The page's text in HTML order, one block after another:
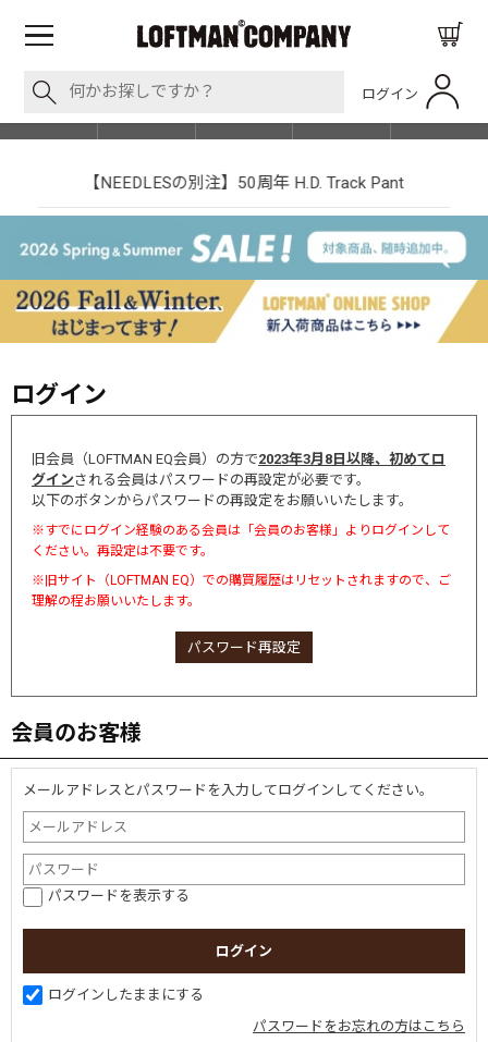
ログイン
SHOP LIST
【NEEDLESの別注】50周年 H.D. Track Pant
ログイン
旧会員（LOFTMAN EQ会員）の方で2023年3月8日以降、初めてロ
グインされる会員はパスワードの再設定が必要です。
以下のボタンからパスワードの再設定をお願いいたします。
※すでにログイン経験のある会員は「会員のお客様」よりログインして
ください。再設定は不要です。
※旧サイト（LOFTMAN EQ）での購買履歴はリセットされますので、ご
理解の程お願いいたします。
パスワード再設定
会員のお客様
メールアドレスとパスワードを入力してログインしてください。
パスワードを表示する
ログインしたままにする
パスワードをお忘れの方はこちら